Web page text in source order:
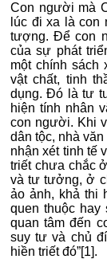
Con người mà
lúc đi xa là con
tượng. Để con
của sự phát
một chính sách
vật chất, tinh
dụng. Đó là tư
hiện tính nhân
con người. Khi
dân tộc, nhà
nhận xét tinh tế
triết chưa chắc
và tư tưởng, ở
ảo ảnh, khả thi
quen thuộc
quan tâm đến
suy tư và chủ
hiền triết đó”[1].